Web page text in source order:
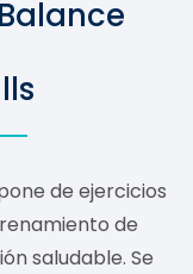
de ejercicios
de
saludable. Se